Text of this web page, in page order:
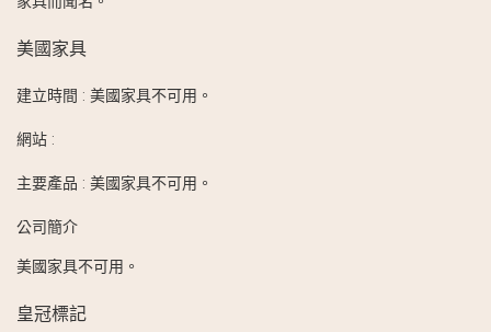
美國家具
建立時間 : 美國家具不可用。
網站 :
主要產品 : 美國家具不可用。
公司簡介
美國家具不可用。
皇冠標記